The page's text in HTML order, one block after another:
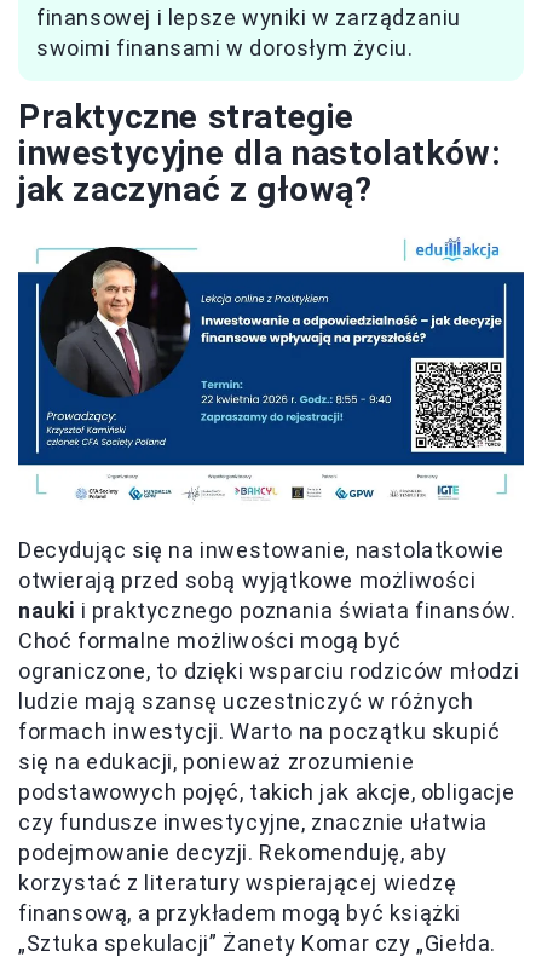
finansowej i lepsze wyniki w zarządzaniu
swoimi finansami w dorosłym życiu.
Praktyczne strategie
inwestycyjne dla nastolatków:
jak zaczynać z głową?
Decydując się na inwestowanie, nastolatkowie
otwierają przed sobą wyjątkowe możliwości
nauki i praktycznego poznania świata finansów.
Choć formalne możliwości mogą być
ograniczone, to dzięki wsparciu rodziców młodzi
ludzie mają szansę uczestniczyć w różnych
formach inwestycji. Warto na początku skupić
się na edukacji, ponieważ zrozumienie
podstawowych pojęć, takich jak akcje, obligacje
czy fundusze inwestycyjne, znacznie ułatwia
podejmowanie decyzji. Rekomenduję, aby
korzystać z literatury wspierającej wiedzę
finansową, a przykładem mogą być książki
„Sztuka spekulacji” Żanety Komar czy „Giełda.